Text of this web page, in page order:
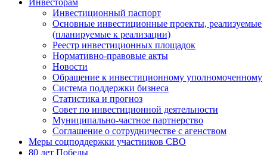
Инвесторам
Инвестиционный паспорт
Основные инвестиционные проекты, реализуемые
(планируемые к реализации)
Реестр инвестиционных площадок
Нормативно-правовые акты
Новости
Обращение к инвестиционному уполномоченному
Система поддержки бизнеса
Статистика и прогноз
Совет по инвестиционной деятельности
Муниципально-частное партнерство
Соглашение о сотрудничестве с агенством
Меры соцподдержки участников СВО
80 лет Победы